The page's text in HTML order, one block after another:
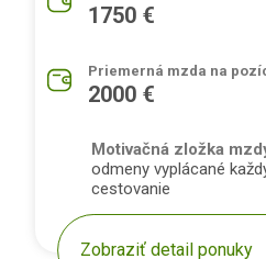
1750 €
Priemerná mzda na
2000 €
Motivačná zložka
odmeny vyplácané
cestovanie
Zobraziť detail ponuky